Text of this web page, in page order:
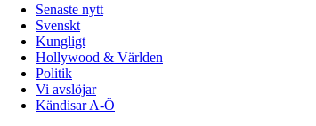
Senaste nytt
Svenskt
Kungligt
Hollywood & Världen
Politik
Vi avslöjar
Kändisar A-Ö